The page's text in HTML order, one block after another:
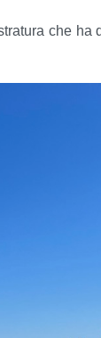
che ha